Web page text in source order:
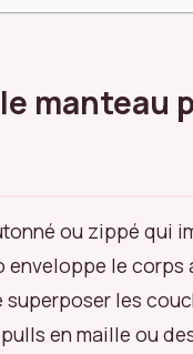
manteau
ou zippé qui
le corps
les
en maille ou